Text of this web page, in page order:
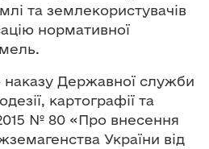
та землекористувачів
нормативної
Державної служби
картографії та
№ 80 «Про внесення
України від